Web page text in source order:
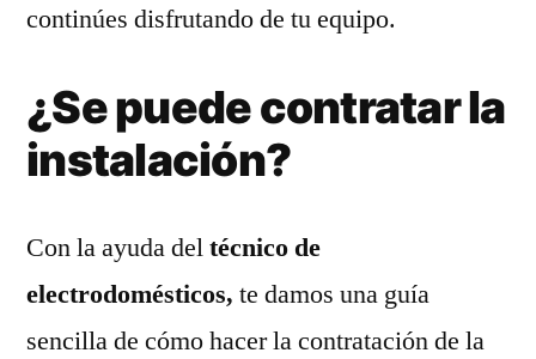
continúes disfrutando de tu equipo.
¿Se puede contratar la
instalación?
Con la ayuda deltécnico de
electrodomésticos, te damos una guía
sencilla de cómo hacer la contratación de la